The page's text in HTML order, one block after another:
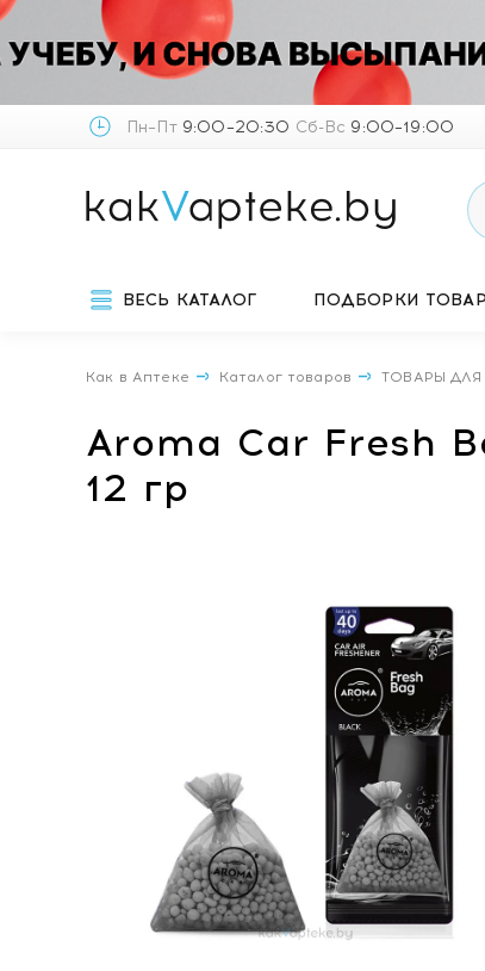
Пн–Пт9:00–20:30 Сб-Вс 9:00–19:00
ВЕСЬ КАТАЛОГ ПОДБОРКИ
Как в Аптеке Каталог товаров ТОВАРЫ
Aroma Car Fresh
12 гр